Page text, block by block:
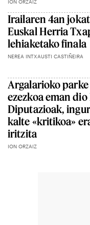
ION ORZAIZ
Irailaren 4an
Euskal Herria
lehiaketako finala
NEREA INTXAUSTI CASTIÑEIRA
Argalarioko
ezezkoa eman
Diputazioak,
kalte «kritikoa»
iritzita
ION ORZAIZ